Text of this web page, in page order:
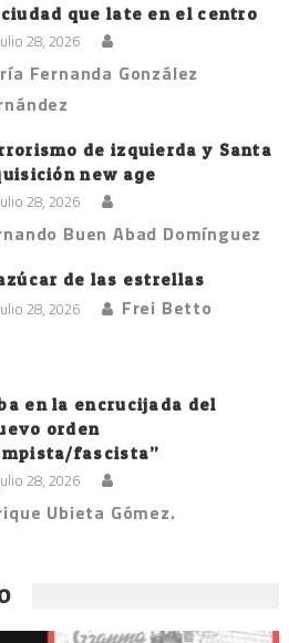
que late en el centro
28, 2026
Fernanda González
de izquierda y Santa
new age
28, 2026
Buen Abad Domínguez
de las estrellas
28, 2026 Frei Betto
en la encrucijada del
orden
fascista”
28, 2026
Ubieta Gómez.